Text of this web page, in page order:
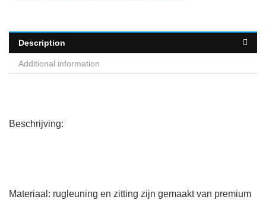
Description
Additional information
Beschrijving:
Materiaal: rugleuning en zitting zijn gemaakt van premium